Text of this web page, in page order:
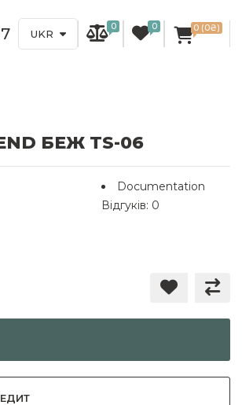
UKR
0 0 0 (0₴)
БЕЖ TS-06
Documentation
Відгуків: 0